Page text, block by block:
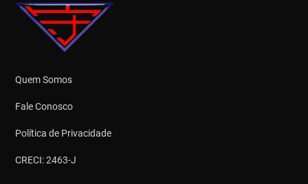
Quem Somos
Fale Conosco
Política de Privacidade
CRECI: 2463-J